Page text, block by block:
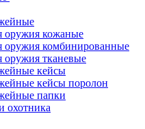
оружия кожаные
оружия комбинированные
оружия тканевые
кейсы
кейсы поролон
папки
охотника